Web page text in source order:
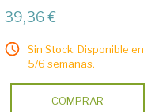
39,36 €
Sin Stock. Disponible en
5/6 semanas.
COMPRAR